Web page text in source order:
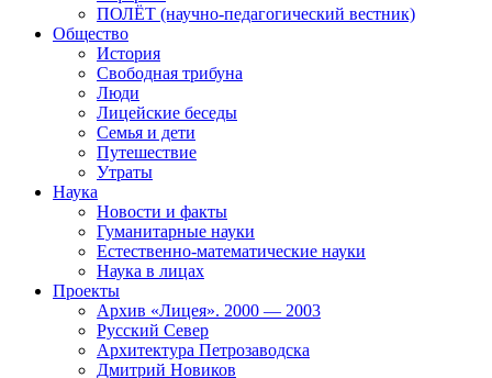
ПОЛЁТ (научно-педагогический вестник)
Общество
История
Свободная трибуна
Люди
Лицейские беседы
Семья и дети
Путешествие
Утраты
Наука
Новости и факты
Гуманитарные науки
Естественно-математические науки
Наука в лицах
Проекты
Архив «Лицея». 2000 — 2003
Русский Север
Архитектура Петрозаводска
Дмитрий Новиков